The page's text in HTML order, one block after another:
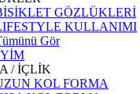
GÖZLÜKLERİ
KULLANIMI
Gör
/ İÇLİK
KOL FORMA